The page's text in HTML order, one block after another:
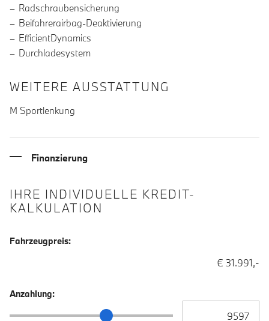
Radschraubensicherung
Beifahrerairbag-Deaktivierung
EfficientDynamics
Durchladesystem
WEITERE AUSSTATTUNG
M Sportlenkung
Finanzierung
IHRE INDIVIDUELLE KREDIT-
KALKULATION
Fahrzeugpreis:
€ 31.991,-
Anzahlung:
Anzahlung Schieberegler